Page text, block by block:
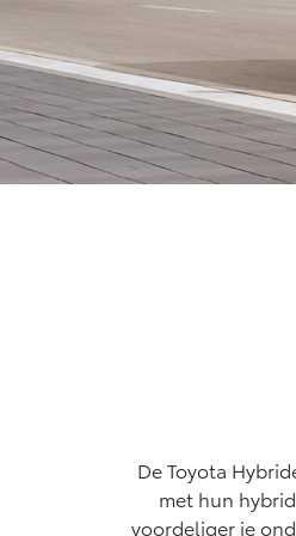
De Toyota
met hun
voordeliger je